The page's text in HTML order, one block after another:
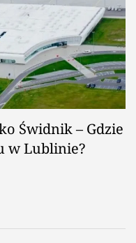
Świdnik – Gdzie
w Lublinie?